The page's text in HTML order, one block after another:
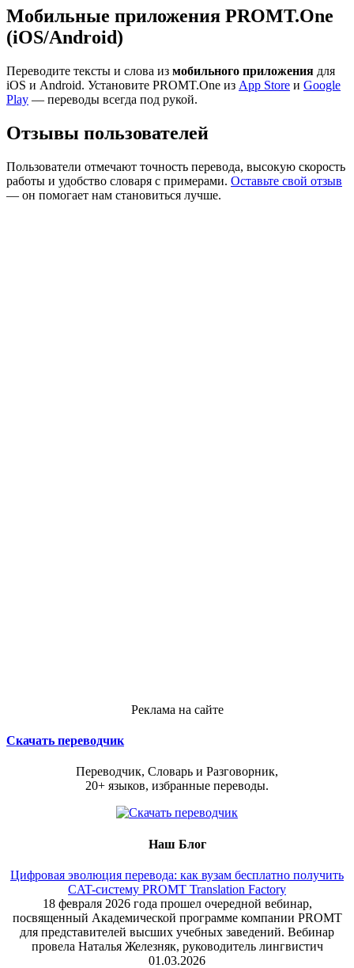
Мобильные приложения PROMT.One
(iOS/Android)
Переводите тексты и слова из мобильного приложения для
iOS и Android. Установите PROMT.One из App Store и Google
Play — переводы всегда под рукой.
Отзывы пользователей
Пользователи отмечают точность перевода, высокую скорость
работы и удобство словаря с примерами. Оставьте свой отзыв
— он помогает нам становиться лучше.
Реклама на сайте
Скачать переводчик
Переводчик, Словарь и Разговорник,
20+ языков, избранные переводы.
Наш Блог
Цифровая эволюция перевода: как вузам бесплатно получить
CAT-систему PROMT Translation Factory
18 февраля 2026 года прошел очередной вебинар,
посвященный Академической программе компании PROMT
для представителей высших учебных заведений. Вебинар
провела Наталья Железняк, руководитель лингвистич
01.03.2026